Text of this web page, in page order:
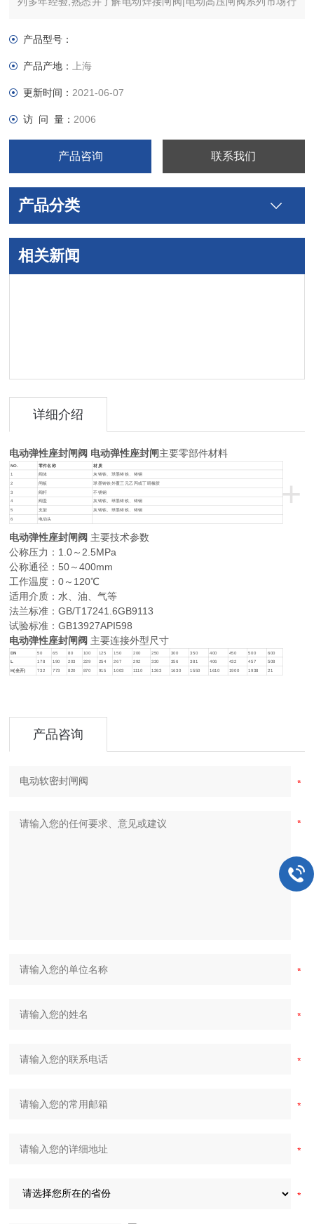
产品型号：
产品产地： 上海
更新时间： 2021-06-07
访 问 量： 2006
产品咨询 联系我们
产品分类
相关新闻
详细介绍
电动弹性座封闸阀 电动弹性座封闸主要零部件材料
+
NO. 零件名称 材质
1 阀体
灰铸铁、球墨铸铁、铸钢
2
闸板
球墨铸铁外覆三元乙丙或丁睛橡胶
3
阀杆
不锈钢
4
阀盖
灰铸铁、球墨铸铁、铸钢
5
支架 灰铸铁、球墨铸铁、铸钢
6 电动头
电动弹性座封闸阀 主要技术参数
公称压力：1.0～2.5MPa
公称通径：50～400mm
工作温度：0～120℃
适用介质：水、油、气等
法兰标准：GB/T17241.6GB9113
试验标准：GB13927API598
电动弹性座封闸阀 主要连接外型尺寸
DN 50 65 80 100 125 150 200 250 300 350 400 450 500 600
L 178 190 203 229 254 267 292 330 356 381 406 432 457
508
H(全开) 732 773 820 870 915 1003 1110 1263 1630 1550 1610 1900 1938 21
产品咨询